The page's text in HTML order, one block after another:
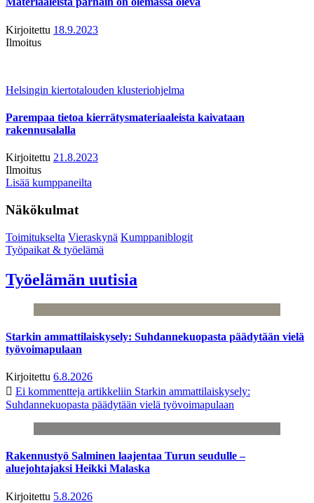
Kirjoitettu 18.9.2023
Ilmoitus
Helsingin kiertotalouden klusteriohjelma
Parempaa tietoa kierrätysmateriaaleista kaivataan
rakennusalalla
Kirjoitettu 21.8.2023
Ilmoitus
Lisää kumppaneilta
Näkökulmat
Toimitukselta Vieraskynä Kumppaniblogit
Työpaikat & työelämä
Työelämän uutisia
Starkin ammattilaiskysely: Suhdannekuopasta päädytään vielä
työvoimapulaan
Kirjoitettu 6.8.2026
Ei kommentteja artikkeliin Starkin ammattilaiskysely:
Suhdannekuopasta päädytään vielä työvoimapulaan
Rakennustyö Salminen laajentaa Turun seudulle –
aluejohtajaksi Heikki Malaska
Kirjoitettu 5.8.2026